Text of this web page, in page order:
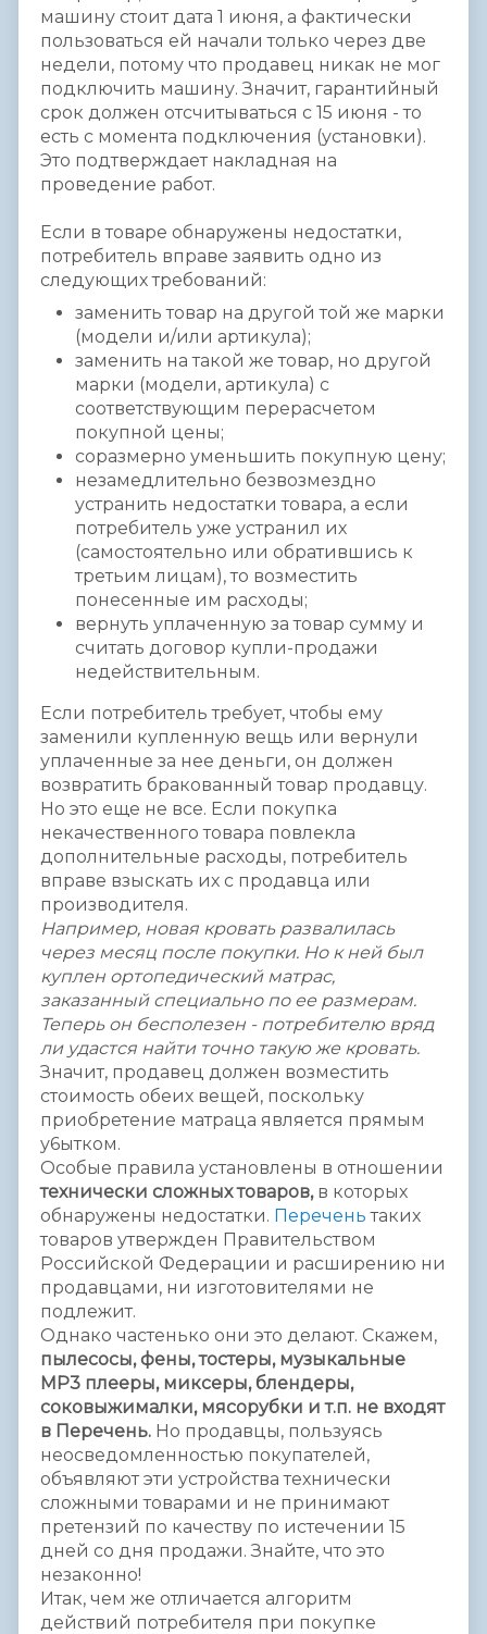
машину стоит дата 1 июня, а фактически
пользоваться ей начали только через две
недели, потому что продавец никак не мог
подключить машину. Значит, гарантийный
срок должен отсчитываться с 15 июня - то
есть с момента подключения (установки).
Это подтверждает накладная на
проведение работ.
Если в товаре обнаружены недостатки,
потребитель вправе заявить одно из
следующих требований:
заменить товар на другой той же марки
(модели и/или артикула);
заменить на такой же товар, но другой
марки (модели, артикула) с
соответствующим перерасчетом
покупной цены;
соразмерно уменьшить покупную цену;
незамедлительно безвозмездно
устранить недостатки товара, а если
потребитель уже устранил их
(самостоятельно или обратившись к
третьим лицам), то возместить
понесенные им расходы;
вернуть уплаченную за товар сумму и
считать договор купли-продажи
недействительным.
Если потребитель требует, чтобы ему
заменили купленную вещь или вернули
уплаченные за нее деньги, он должен
возвратить бракованный товар продавцу.
Но это еще не все. Если покупка
некачественного товара повлекла
дополнительные расходы, потребитель
вправе взыскать их с продавца или
производителя.
Например, новая кровать развалилась
через месяц после покупки. Но к ней был
куплен ортопедический матрас,
заказанный специально по ее размерам.
Теперь он бесполезен - потребителю вряд
ли удастся найти точно такую же кровать.
Значит, продавец должен возместить
стоимость обеих вещей, поскольку
приобретение матраца является прямым
у6ытком.
Особые правила установлены в отношении
технически сложных товаров,в которых
обнаружены недостатки. Перечень таких
товаров утвержден Правительством
Российской Федерации и расширению ни
продавцами, ни изготовителями не
подлежит.
Однако частенько они это делают. Скажем,
пылесосы, фены, тостеры, музыкальные
МР3 плееры, миксеры, блендеры,
соковыжималки, мясорубки и т.п. не входят
в Перечень. Но продавцы, пользуясь
неосведомленностью покупателей,
объявляют эти устройства технически
сложными товарами и не принимают
претензий по качеству по истечении 15
дней со дня продажи. Знайте, что это
незаконно!
Итак, чем же отличается алгоритм
действий потребителя при покупке